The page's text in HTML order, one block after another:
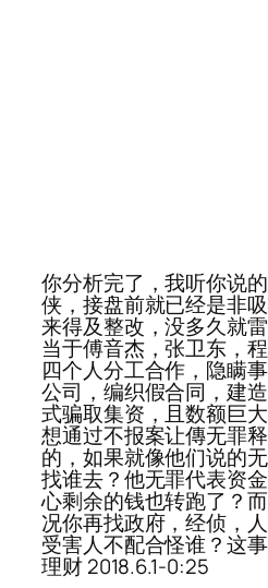
你分析完了，我听你说
侠，接盘前就已经是非
来得及整改，没多久就雷
当于傅音杰，张卫东，
四个人分工合作，隐瞒
公司，编织假合同，建
式骗取集资，且数额巨大
想通过不报案让傳无罪
的，如果就像他们说的
找谁去？他无罪代表资
心剩余的钱也转跑了？
况你再找政府，经侦，
受害人不配合怪谁？这事
理财 2018.6.1-0:25